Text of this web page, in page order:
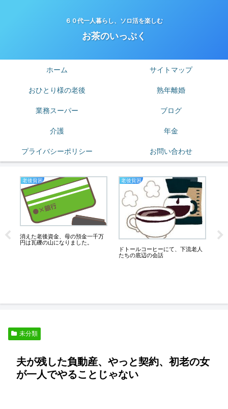
６０代一人暮らし、ソロ活を楽しむ
お茶のいっぷく
ホーム サイトマップ
おひとり様の老後 熟年離婚
業務スーパー ブログ
介護 年金
プライバシーポリシー お問い合わせ
老後貧困
消えた老後資金、母の預金一千万
円は瓦礫の山になりました。
老後貧困
ドトールコーヒーにて、下流老人
たちの底辺の会話
膝
未分類
夫が残した負動産、やっと契約、初老の女
が一人でやることじゃない